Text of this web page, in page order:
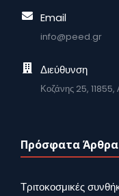
Email
info@peed.gr
Διεύθυνση
Κοζάνης 25, 11855,
Πρόσφατα Άρθρα
Τριτοκοσμικές